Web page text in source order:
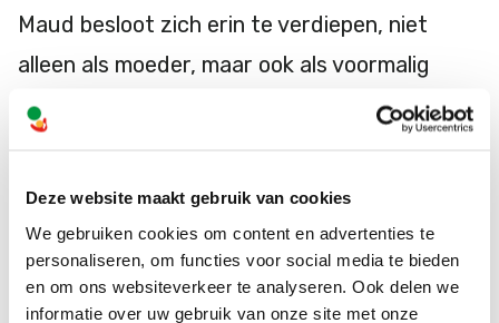
Deze website maakt gebruik van cookies
We gebruiken cookies om content en advertenties te
personaliseren, om functies voor social media te bieden
en om ons websiteverkeer te analyseren. Ook delen we
informatie over uw gebruik van onze site met onze
Maud besloot zich erin te verdiepen, niet
alleen als moeder, maar ook als voormalig
leerkracht. Ze vroeg zich af:
Hoe kan een
buurt? Wat is daarvoor nodig?
Benieuwd hoe Maud dat aanpakt? Lees er
meer over op de website van Makkelijker